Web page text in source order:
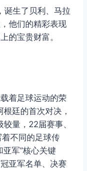
诞生了贝利、马拉
他们的精彩表现
的宝贵财富。
着足球运动的荣
廷的首次对决，
量，22届赛事、
不同的足球传
军”核心关键
亚军名单、决赛